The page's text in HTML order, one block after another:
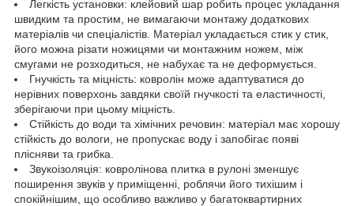
Легкість установки: клейовий шар робить процес укладання
швидким та простим, не вимагаючи монтажу додаткових
матеріалів чи спеціалістів. Матеріал укладається стик у стик,
його можна різати ножицями чи монтажним ножем, між
смугами не розходиться, не набухає та не деформується.
Гнучкість та міцність: ковролін може адаптуватися до
нерівних поверхонь завдяки своїй гнучкості та еластичності,
зберігаючи при цьому міцність.
Стійкість до води та хімічних речовин: матеріал має хорошу
стійкість до вологи, не пропускає воду і запобігає появі
плісняви та грибка.
Звукоізоляція: ковролінова плитка в рулоні зменшує
поширення звуків у приміщенні, роблячи його тихішим і
спокійнішим, що особливо важливо у багатоквартирних